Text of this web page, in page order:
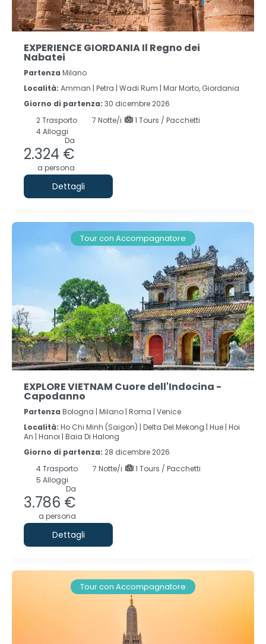
EXPERIENCE GIORDANIA Il Regno dei
Nabatei
Partenza Milano
Località: Amman | Petra | Wadi Rum | Mar Morto, Giordania
Giorno di partenza: 30 dicembre 2026
2Trasporto 7 Notte/i
1 Tours / Pacchetti
4 Alloggi
Da
2.324 €
a persona
Dettagli
Tour con Accompagnatore
EXPLORE VIETNAM Cuore dell'Indocina -
Capodanno
Partenza Bologna | Milano | Roma | Venice
Località: Ho Chi Minh (Saigon) | Delta Del Mekong | Hue | Hoi
An | Hanoi | Baia Di Halong
Giorno di partenza: 28 dicembre 2026
4Trasporto 7 Notte/i
1 Tours / Pacchetti
5 Alloggi
Da
3.786 €
a persona
Dettagli
Tour con Accompagnatore